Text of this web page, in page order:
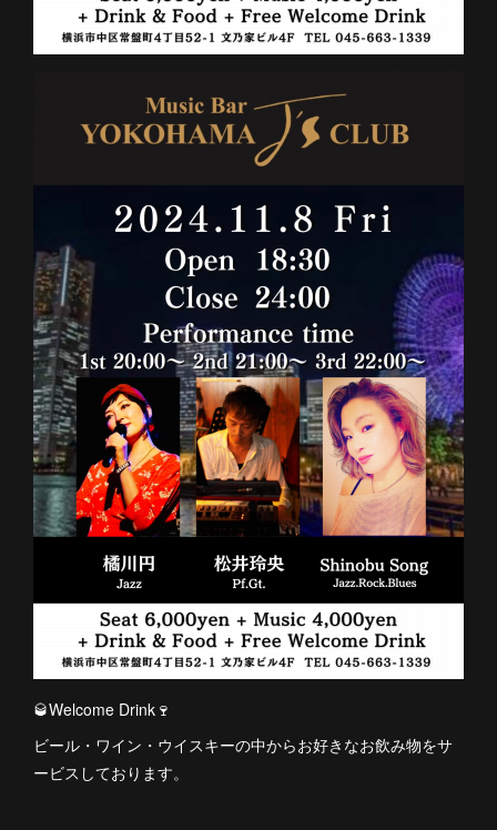
🥃Welcome Drink🍷
ビール・ワイン・ウイスキーの中からお好きなお飲み物をサ
ービスしております。